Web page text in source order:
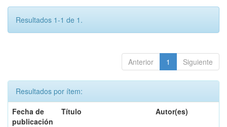
Resultados 1-1 de 1.
Anterior 1 Siguiente
Resultados por ítem:
Fecha de
publicación
Título Autor(es)